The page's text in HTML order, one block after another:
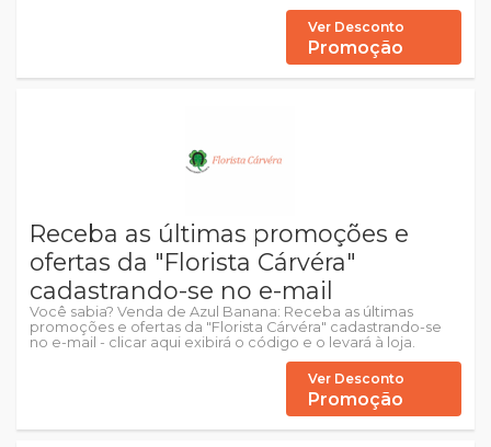
Ver Desconto
Promoção
Receba as últimas promoções e
ofertas da "Florista Cárvéra"
cadastrando-se no e-mail
Você sabia? Venda de Azul Banana: Receba as últimas
promoções e ofertas da "Florista Cárvéra" cadastrando-se
no e-mail - clicar aqui exibirá o código e o levará à loja.
Ver Desconto
Promoção